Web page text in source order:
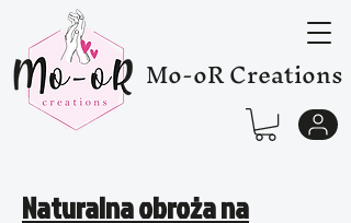
Mo-oR Creations
Naturalna obroża na